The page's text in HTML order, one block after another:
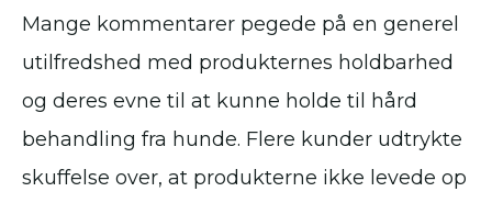
Mange kommentarer pegede på en generel
utilfredshed med produkternes holdbarhed
og deres evne til at kunne holde til hård
behandling fra hunde. Flere kunder udtrykte
skuffelse over, at produkterne ikke levede op